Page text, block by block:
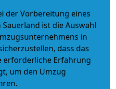
der Vorbereitung eines
ist die Auswahl
in
dass das
erforderliche Erfahrung
um den Umzug